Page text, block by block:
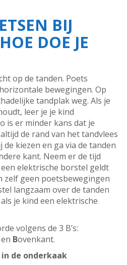
BIJ
DOE JE
op de tanden. Poets
bewegingen. Op
tandplak weg. Als je
leer je je kind
is er minder kans dat je
de rand van het tandvlees
de kiezen en ga via de tanden
kant. Neem er de tijd
elektrische borstel geldt
zelf geen poetsbewegingen
langzaam over de tanden
je kind een elektrische
volgens de 3 B’s:
Bovenkant.
de onderkaak